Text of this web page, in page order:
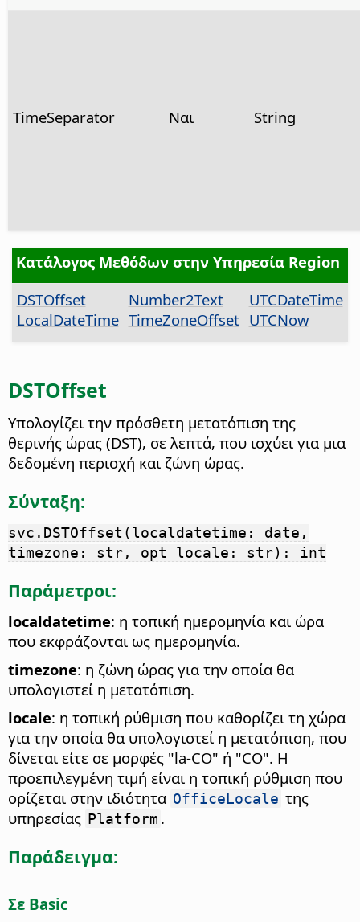
TimeSeparator Ναι String
Κατάλογος Μεθόδων στην Υπηρεσία Region
DSTOffset
LocalDateTime
Number2Text
TimeZoneOffset
UTCDateTime
UTCNow
DSTOffset
Υπολογίζει την πρόσθετη μετατόπιση της
θερινής ώρας (DST), σε λεπτά, που ισχύει για μια
δεδομένη περιοχή και ζώνη ώρας.
Σύνταξη:
svc.DSTOffset(localdatetime: date,
timezone: str, opt locale: str): int
Παράμετροι:
localdatetime: η τοπική ημερομηνία και ώρα
που εκφράζονται ως ημερομηνία.
timezone: η ζώνη ώρας για την οποία θα
υπολογιστεί η μετατόπιση.
locale: η τοπική ρύθμιση που καθορίζει τη χώρα
για την οποία θα υπολογιστεί η μετατόπιση, που
δίνεται είτε σε μορφές "la-CO" ή "CO". Η
προεπιλεγμένη τιμή είναι η τοπική ρύθμιση που
ορίζεται στην ιδιότητα OfficeLocale της
υπηρεσίας Platform .
Παράδειγμα:
Σε Basic